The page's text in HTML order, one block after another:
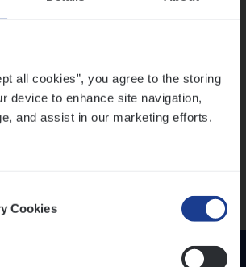
all cookies”, you agree to the storing
device to enhance site navigation,
and assist in our marketing efforts.
Cookies
Antwerpen
hoe Julie en Aurélie elkaar
dossiers én droge